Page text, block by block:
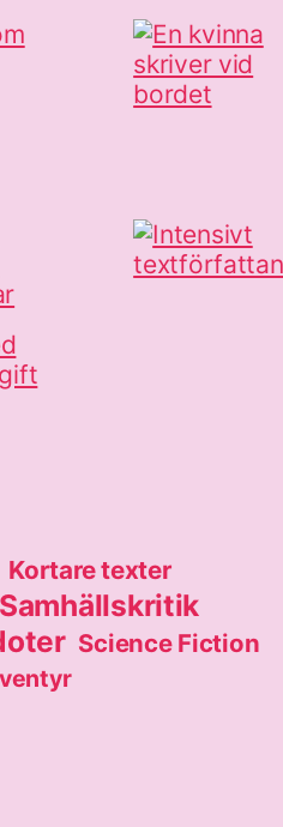
Kortare texter
Samhällskritik
Science Fiction